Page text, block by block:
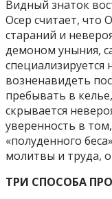
Видный знаток
Осер считает, что
стараний и
демоном уныния,
специализируется
возненавидеть
пребывать в
скрывается
уверенность в
«полуденного
молитвы и труда,
ТРИ СПОСОБА